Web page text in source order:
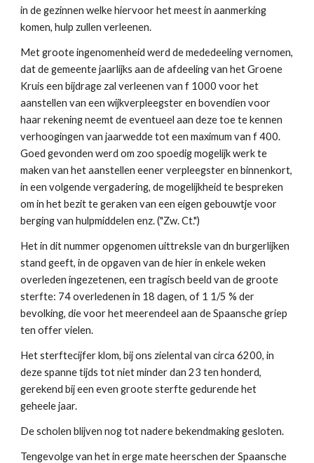
in de gezinnen welke hiervoor het meest in aanmerking
komen, hulp zullen verleenen.
Met groote ingenomenheid werd de mededeeling vernomen,
dat de gemeente jaarlijks aan de afdeeling van het Groene
Kruis een bijdrage zal verleenen van f 1000 voor het
aanstellen van een wijkverpleegster en bovendien voor
haar rekening neemt de eventueel aan deze toe te kennen
verhoogingen van jaarwedde tot een maximum van f 400.
Goed gevonden werd om zoo spoedig mogelijk werk te
maken van het aanstellen eener verpleegster en binnenkort,
in een volgende vergadering, de mogelijkheid te bespreken
om in het bezit te geraken van een eigen gebouwtje voor
berging van hulpmiddelen enz. ("Zw. Ct.")
Het in dit nummer opgenomen uittreksle van dn burgerlijken
stand geeft, in de opgaven van de hier in enkele weken
overleden ingezetenen, een tragisch beeld van de groote
sterfte: 74 overledenen in 18 dagen, of 1 1/5 % der
bevolking, die voor het meerendeel aan de Spaansche griep
ten offer vielen.
Het sterftecijfer klom, bij ons zielental van circa 6200, in
deze spanne tijds tot niet minder dan 23 ten honderd,
gerekend bij een even groote sterfte gedurende het
geheele jaar.
De scholen blijven nog tot nadere bekendmaking gesloten.
Tengevolge van het in erge mate heerschen der Spaansche